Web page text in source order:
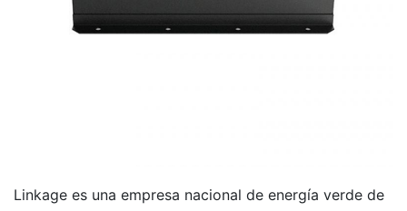
Linkage es una empresa nacional de energía verde de